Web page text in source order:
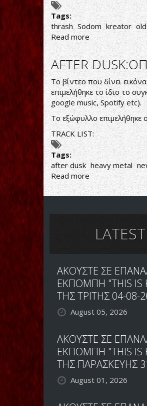
Tags:
thrash Sodom kreator
Read moreabout
Thrash
Metal
παλιάς
κοπής
AFTER
Το βίντεο που δίνει
επιμελήθηκε το ίδιο το
google music, Spotify etc).
Το εξώφυλλο επιμελήθηκε
TRACK LIST:
Tags:
after dusk heavy metal
Read more about
AFTER
ΤΟΥ
ΔΙΣΚΟΥ
ΑΚΟΥΣΤΕ ΣΕ
ΕΚΠΟΜΠΗ "THIS IS
ΤΗΣ ΤΡΙΤΗΣ 04-08-
August 05, 2026
ΑΚΟΥΣΤΕ ΣΕ
ΕΚΠΟΜΠΗ "THIS IS
ΤΗΣ ΠΑΡΑΣΚΕΥΗΣ
August 01, 2026